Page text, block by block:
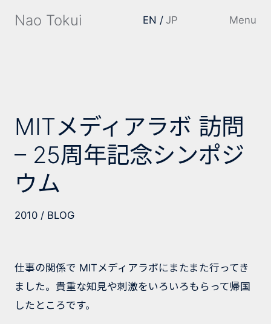
Nao Tokui EN JP Menu
MITメディアラボ 訪問
– 25周年記念シンポジ
ウム
2010 BLOG
仕事の関係で MITメディアラボにまたまた行ってき
ました。貴重な知見や刺激をいろいろもらって帰国
したところです。